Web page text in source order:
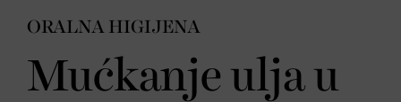
ORALNA HIGIJENA
Mućkanje ulja u